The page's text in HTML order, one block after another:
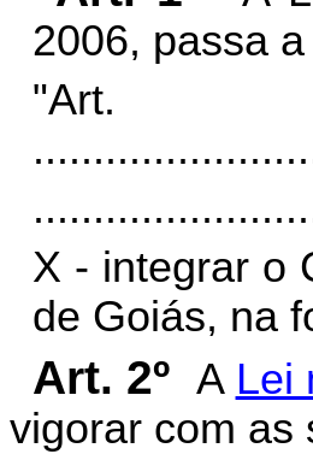
2006, passa
X - integrar o
de Goiás, na
Art. 2º A Lei
vigorar com as